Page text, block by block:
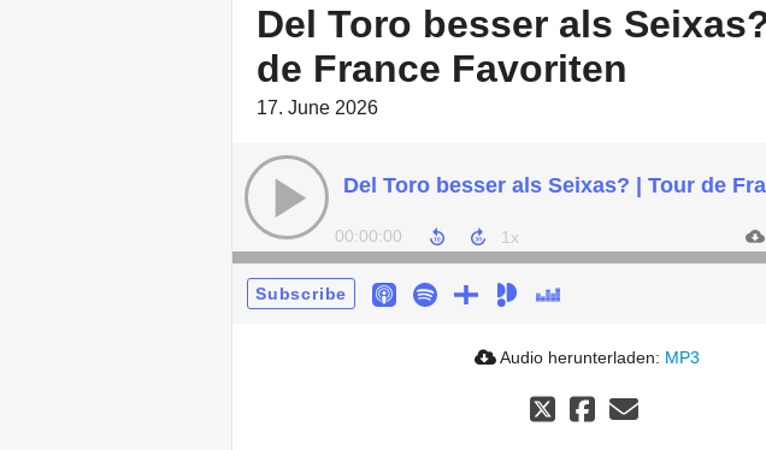
Del Toro besser als
de France Favoriten
17. June 2026
00:00:00
Subscribe
Audio herunterladen: MP3